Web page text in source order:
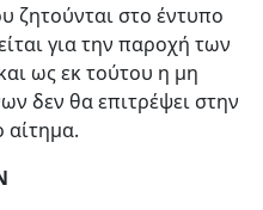
ζητούνται στο έντυπο
για την παροχή των
ως εκ τούτου η μη
δεν θα επιτρέψει στην
αίτημα.